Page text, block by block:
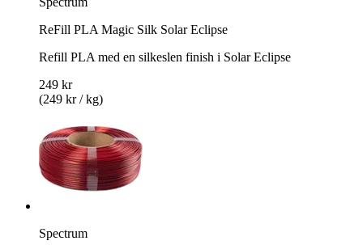
ReFill PLA Magic Silk Solar Eclipse
Refill PLA med en silkeslen finish i Solar Eclipse
249 kr
(249 kr / kg)
Spectrum